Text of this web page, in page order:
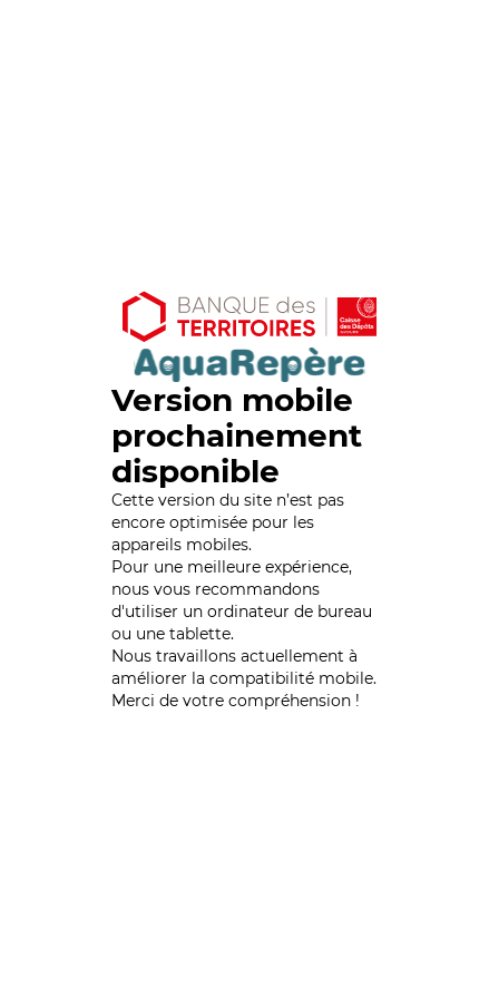
Version mobile
prochainement
disponible
Cette version du site n’est pas
encore optimisée pour les
appareils mobiles.
Pour une meilleure expérience,
nous vous recommandons
d'utiliser un ordinateur de bureau
ou une tablette.
Nous travaillons actuellement à
améliorer la compatibilité mobile.
Merci de votre compréhension !